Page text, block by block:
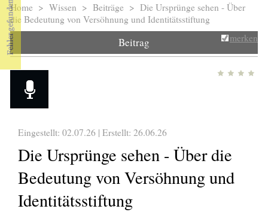
Sie sind hier
Home > Wissen > Beiträge > Die Ursprünge sehen - Über
die Bedeutung von Versöhnung und Identitätsstiftung
Beitrag merken
Eingestellt: 02.07.26 | Erstellt: 26.06.26
Die Ursprünge sehen - Über die
Bedeutung von Versöhnung und
Identitätsstiftung